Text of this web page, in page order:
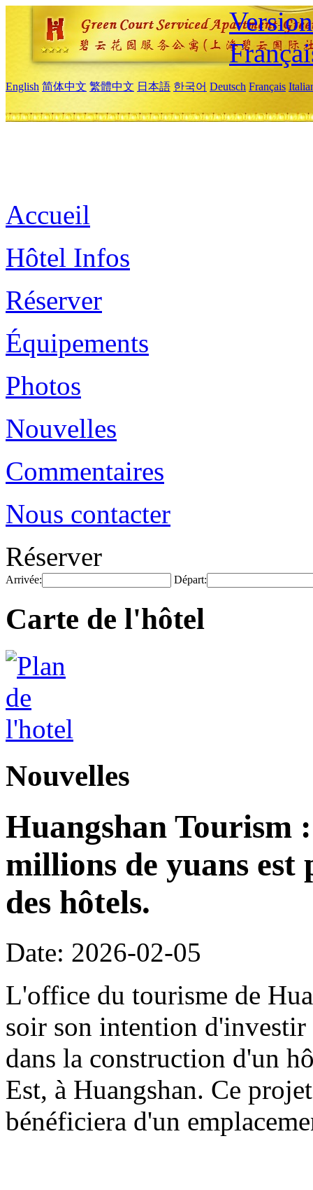
English 简体中文 繁體中文 日本語 한국어 Deutsch Français
Accueil
Hôtel Infos
Réserver
Équipements
Photos
Nouvelles
Commentaires
Nous contacter
Réserver
Arrivée: Départ:
Carte de l'hôtel
Nouvelles
Huangshan Tourism
millions de yuans
des hôtels.
Date: 2026-02-05
L'office du tourisme de
soir son intention
dans la construction d'un
Est, à Huangshan. Ce
bénéficiera d'un